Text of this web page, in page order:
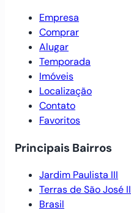
Empresa
Comprar
Alugar
Temporada
Imóveis
Localização
Contato
Favoritos
Principais Bairros
Jardim Paulista III
Terras de São José II
Brasil